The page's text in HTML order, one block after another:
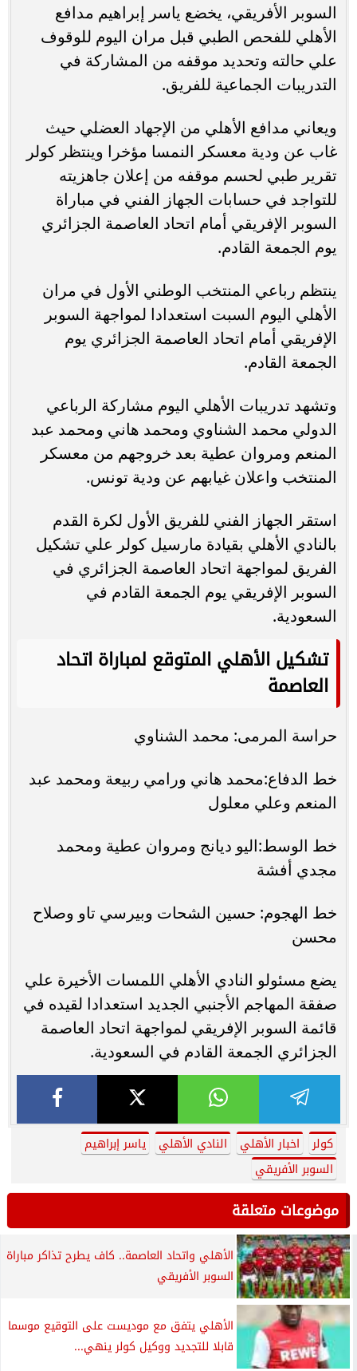
السوبر الأفريقي، يخضع ياسر إبراهيم مدافع
الأهلي للفحص الطبي قبل مران اليوم للوقوف
علي حالته وتحديد موقفه من المشاركة في
التدريبات الجماعية للفريق.
ويعاني مدافع الأهلي من الإجهاد العضلي حيث
غاب عن ودية معسكر النمسا مؤخرا وينتظر كولر
تقرير طبي لحسم موقفه من إعلان جاهزيته
للتواجد في حسابات الجهاز الفني في مباراة
السوبر الإفريقي أمام اتحاد العاصمة الجزائري
يوم الجمعة القادم.
ينتظم رباعي المنتخب الوطني الأول في مران
الأهلي اليوم السبت استعدادا لمواجهة السوبر
الإفريقي أمام اتحاد العاصمة الجزائري يوم
الجمعة القادم.
وتشهد تدريبات الأهلي اليوم مشاركة الرباعي
الدولي محمد الشناوي ومحمد هاني ومحمد عبد
المنعم ومروان عطية بعد خروجهم من معسكر
المنتخب واعلان غيابهم عن ودية تونس.
استقر الجهاز الفني للفريق الأول لكرة القدم
بالنادي الأهلي بقيادة مارسيل كولر علي تشكيل
الفريق لمواجهة اتحاد العاصمة الجزائري في
السوبر الإفريقي يوم الجمعة القادم في
السعودية.
تشكيل الأهلي المتوقع لمباراة اتحاد
العاصمة
حراسة المرمى: محمد الشناوي
خط الدفاع:محمد هاني ورامي ربيعة ومحمد عبد
المنعم وعلي معلول
خط الوسط:اليو ديانج ومروان عطية ومحمد
مجدي أفشة
خط الهجوم: حسين الشحات وبيرسي تاو وصلاح
محسن
يضع مسئولو النادي الأهلي اللمسات الأخيرة علي
صفقة المهاجم الأجنبي الجديد استعدادا لقيده في
قائمة السوبر الإفريقي لمواجهة اتحاد العاصمة
الجزائري الجمعة القادم في السعودية.
كولر اخبار الأهلي النادي الأهلي
ياسر إبراهيم
السوبر الأفريقي
موضوعات متعلقة
الأهلي واتحاد العاصمة.. كاف يطرح تذاكر مباراة
السوبر الأفريقي
الأهلي يتفق مع موديست على التوقيع موسما
قابلا للتجديد ووكيل كولر ينهي...